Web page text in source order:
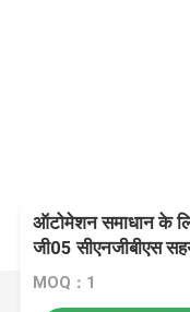
ऑटोमेशन समाधान के
जी05 सीएनजीबीएस
MOQ：1